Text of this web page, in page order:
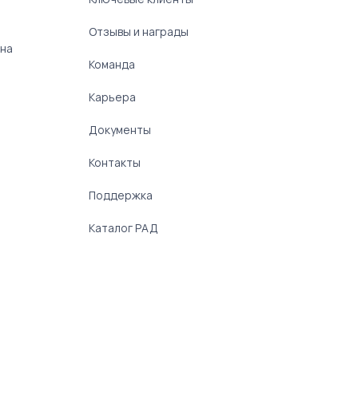
Отзывы и награды
Команда
Карьера
Документы
Контакты
Поддержка
Каталог РАД